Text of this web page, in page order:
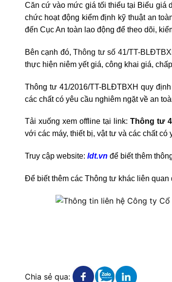
Căn cứ vào mức giá tối thiểu tại Biểu giá
chức hoạt động kiểm định kỹ thuật an
đến Cục An toàn lao động để theo dõi,
Bên cạnh đó,Thông tư số 41/TT-
thực hiện niêm yết giá, công khai giá,
Thông tư 41/2016/TT-BLĐTBXH quy
các chất có yêu cầu nghiêm ngặt về an
Tải xuống xem offline tại link: Thông tư
với các máy, thiết bị, vật tư và các chất
Truy cập website: ldt.vn để biết thêm
Để biết thêm các Thông tư khác liên
Chia sẻ qua: Xem chi tiết
Xem chi tiết
Xem chi